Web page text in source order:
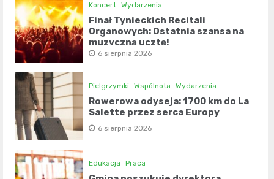
Koncert Wydarzenia
Finał Tynieckich Recitali
Organowych: Ostatnia szansa na
muzyczną ucztę!
6 sierpnia 2026
Pielgrzymki Wspólnota Wydarzenia
Rowerowa odyseja: 1700 km do La
Salette przez serca Europy
6 sierpnia 2026
Edukacja Praca